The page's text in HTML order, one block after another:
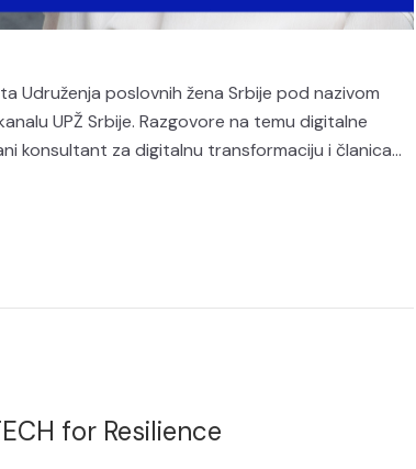
Udruženja poslovnih žena Srbije pod nazivom
UPŽ Srbije. Razgovore na temu digitalne
konsultant za digitalnu transformaciju i članica...
for Resilience